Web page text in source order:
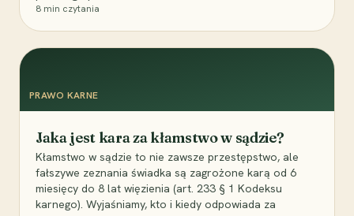
8 min czytania
PRAWO KARNE
Jaka jest kara za kłamstwo w sądzie?
Kłamstwo w sądzie to nie zawsze przestępstwo, ale
fałszywe zeznania świadka są zagrożone karą od 6
miesięcy do 8 lat więzienia (art. 233 § 1 Kodeksu
karnego). Wyjaśniamy, kto i kiedy odpowiada za